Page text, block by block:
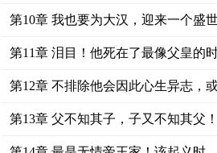
第10章 我也要为大汉，迎来一个盛世
第11章 泪目！他死在了最像父皇的
第12章 不排除他会因此心生异志，
第13章 父不知其子，子又不知其父！